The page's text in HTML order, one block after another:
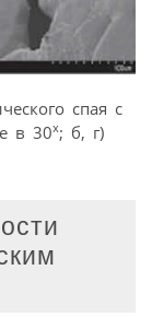
спая с
в 30х; б, г)